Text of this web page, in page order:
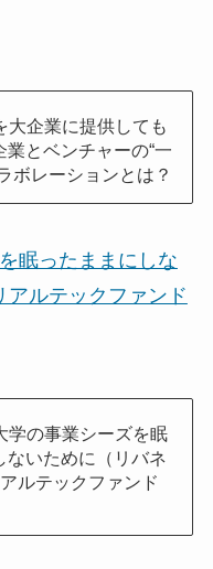
大企業に提供しても
業とベンチャーの“一
ボレーションとは？
眠ったままにしな
ルテックファンド
学の事業シーズを眠
ないために（リバネ
ルテックファンド